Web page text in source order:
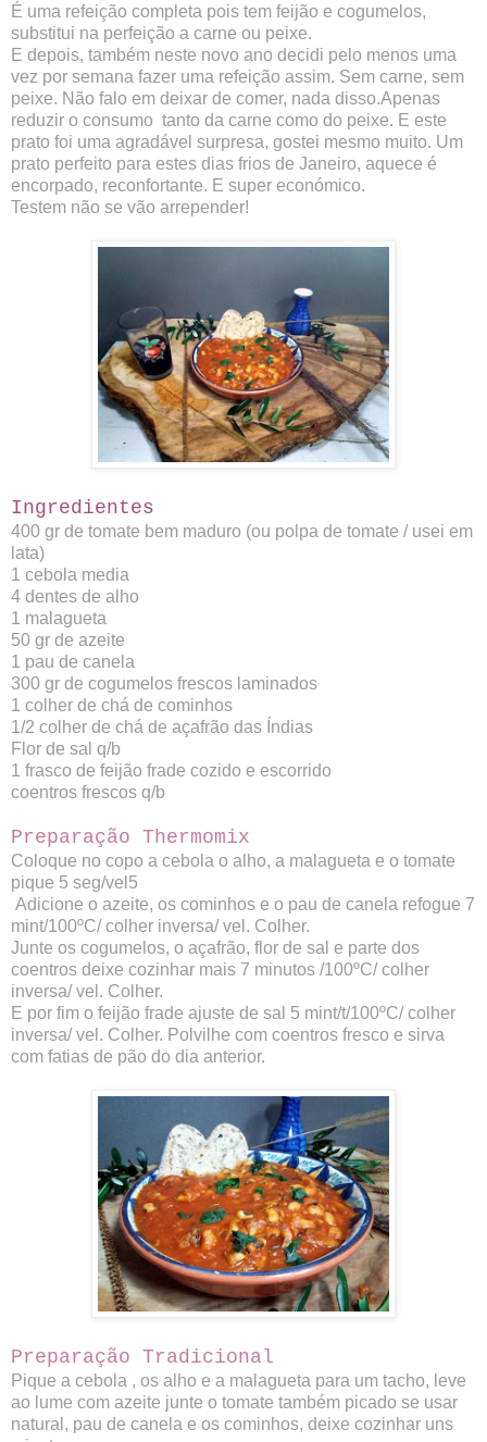
É uma refeição completa pois tem feijão e cogumelos,
substitui na perfeição a carne ou peixe.
E depois, também neste novo ano decidi pelo menos uma
vez por semana fazer uma refeição assim. Sem carne, sem
peixe. Não falo em deixar de comer, nada disso.Apenas
reduzir o consumo tanto da carne como do peixe. E este
prato foi uma agradável surpresa, gostei mesmo muito. Um
prato perfeito para estes dias frios de Janeiro, aquece é
encorpado, reconfortante. E super económico.
Testem não se vão arrepender!
Ingredientes
400 gr de tomate bem maduro (ou polpa de tomate / usei em
lata)
1 cebola media
4 dentes de alho
1 malagueta
50 gr de azeite
1 pau de canela
300 gr de cogumelos frescos laminados
1 colher de chá de cominhos
1/2 colher de chá de açafrão das Índias
Flor de sal q/b
1 frasco de feijão frade cozido e escorrido
coentros frescos q/b
Preparação Thermomix
Coloque no copo a cebola o alho, a malagueta e o tomate
pique 5 seg/vel5
Adicione o azeite, os cominhos e o pau de canela refogue 7
mint/100ºC/ colher inversa/ vel. Colher.
Junte os cogumelos, o açafrão, flor de sal e parte dos
coentros deixe cozinhar mais 7 minutos /100ºC/ colher
inversa/ vel. Colher.
E por fim o feijão frade ajuste de sal 5 mint/t/100ºC/ colher
inversa/ vel. Colher. Polvilhe com coentros fresco e sirva
com fatias de pão do dia anterior.
Preparação Tradicional
Pique a cebola , os alho e a malagueta para um tacho, leve
ao lume com azeite junte o tomate também picado se usar
natural, pau de canela e os cominhos, deixe cozinhar uns